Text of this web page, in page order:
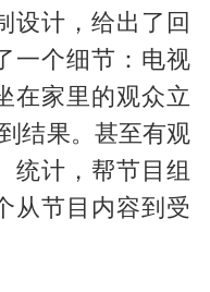
设计，给出了回
一个细节：电视
在家里的观众立
结果。甚至有观
统计，帮节目组
从节目内容到受